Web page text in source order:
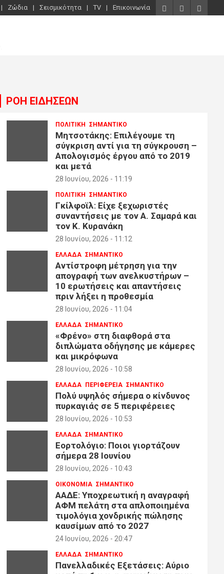
Ζώδια Σεισμικότητα TV Επικοινωνία
ΡΟΗ ΕΙΔΗΣΕΩΝ
ΠΟΛΙΤΙΚΗ ΣΗΜΑΝΤΙΚΟ
Μητσοτάκης: Επιλέγουμε τη
σύγκριση αντί για τη σύγκρουση –
Απολογισμός έργου από το 2019
και μετά
28 Ιουνίου, 2026 - 11:19
ΠΟΛΙΤΙΚΗ ΣΗΜΑΝΤΙΚΟ
Γκίλφοϊλ: Είχε ξεχωριστές
συναντήσεις με τον Α. Σαμαρά και
τον Κ. Κυρανάκη
28 Ιουνίου, 2026 - 11:12
ΕΛΛΑΔΑ ΣΗΜΑΝΤΙΚΟ
Αντίστροφη μέτρηση για την
απογραφή των ανελκυστήρων –
10 ερωτήσεις και απαντήσεις
πριν λήξει η προθεσμία
28 Ιουνίου, 2026 - 11:04
ΕΛΛΑΔΑ ΣΗΜΑΝΤΙΚΟ
«Φρένο» στη διαφθορά στα
διπλώματα οδήγησης με κάμερες
και μικρόφωνα
28 Ιουνίου, 2026 - 10:58
ΕΛΛΑΔΑ ΠΕΡΙΦΕΡΕΙΑ ΣΗΜΑΝΤΙΚΟ
Πολύ υψηλός σήμερα ο κίνδυνος
πυρκαγιάς σε 5 περιφέρειες
28 Ιουνίου, 2026 - 10:53
ΕΛΛΑΔΑ ΣΗΜΑΝΤΙΚΟ
Εορτολόγιο: Ποιοι γιορτάζουν
σήμερα 28 Ιουνίου
28 Ιουνίου, 2026 - 10:43
ΟΙΚΟΝΟΜΙΑ ΣΗΜΑΝΤΙΚΟ
ΑΑΔΕ: Υποχρεωτική η αναγραφή
ΑΦΜ πελάτη στα απλοποιημένα
τιμολόγια χονδρικής πώλησης
καυσίμων από το 2027
24 Ιουνίου, 2026 - 20:47
ΕΛΛΑΔΑ ΣΗΜΑΝΤΙΚΟ
Πανελλαδικές Εξετάσεις: Αύριο